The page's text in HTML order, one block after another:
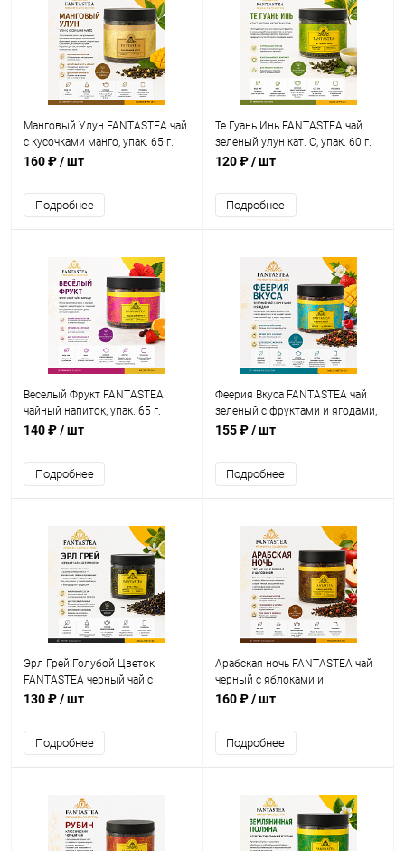
Манговый Улун FANTASTEA чай
с кусочками манго, упак. 65 г.
160 ₽/ шт
Подробнее
Те Гуань Инь FANTASTEA чай
зеленый улун кат. С, упак. 60 г.
120 ₽/ шт
Подробнее
Веселый Фрукт FANTASTEA
чайный напиток, упак. 65 г.
140 ₽/ шт
Подробнее
Феерия Вкуса FANTASTEA чай
зеленый с фруктами и ягодами,
упак. 50 г.
155 ₽/ шт
Подробнее
Эрл Грей Голубой Цветок
FANTASTEA черный чай с
бергамотом, упак. 40 г.
130 ₽/ шт
Подробнее
Арабская ночь FANTASTEA чай
черный с яблоками и
шиповником, упак. 55 г.
160 ₽/ шт
Подробнее